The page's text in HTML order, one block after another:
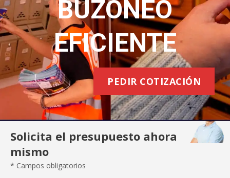
BUZONEO
EFICIENTE
PEDIR COTIZACIÓN
Solicita el presupuesto ahora
mismo
* Campos obligatorios